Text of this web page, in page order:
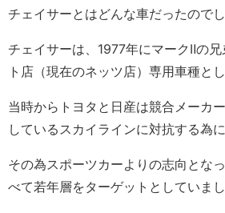
チェイサーとはどんな車だったので
チェイサーは、1977年にマークⅡの
ト店（現在のネッツ店）専用車種と
当時からトヨタと日産は競合メーカ
しているスカイラインに対抗する為
その為スポーツカーよりの志向とな
べて若年層をターゲットとしていまし